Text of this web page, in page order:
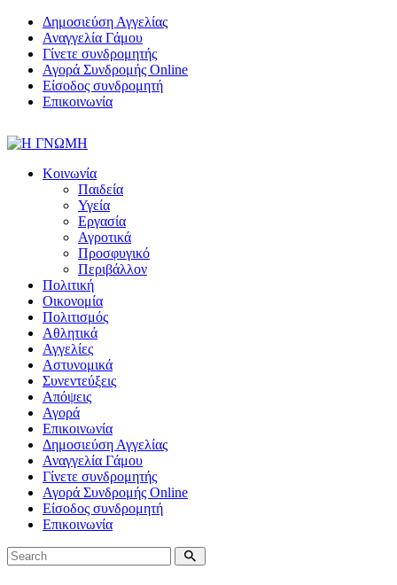
Δημοσιεύση Αγγελίας
Αναγγελία Γάμου
Γίνετε συνδρομητής
Αγορά Συνδρομής Online
Είσοδος συνδρομητή
Επικοινωνία
Κοινωνία
Παιδεία
Υγεία
Εργασία
Αγροτικά
Προσφυγικό
Περιβάλλον
Πολιτική
Οικονομία
Πολιτισμός
Αθλητικά
Αγγελίες
Αστυνομικά
Συνεντεύξεις
Απόψεις
Αγορά
Επικοινωνία
Δημοσιεύση Αγγελίας
Αναγγελία Γάμου
Γίνετε συνδρομητής
Αγορά Συνδρομής Online
Είσοδος συνδρομητή
Επικοινωνία